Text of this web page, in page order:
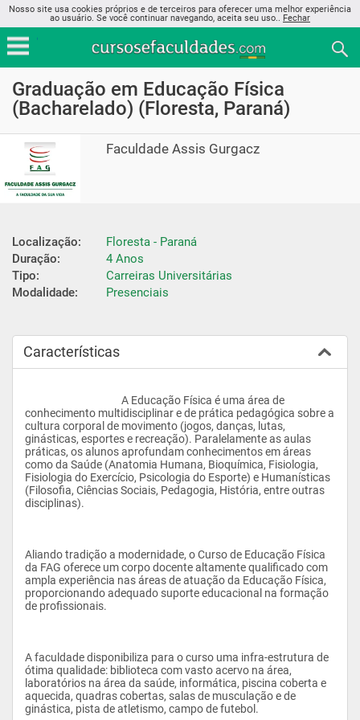
Nosso site usa cookies próprios e de terceiros para oferecer uma melhor experiência
ao usuário. Se você continuar navegando, aceita seu uso.. Fechar
Graduação em Educação Física
(Bacharelado) (Floresta, Paraná)
Faculdade Assis Gurgacz
Localização:
Floresta - Paraná
Duração:
4 Anos
Tipo:
Carreiras Universitárias
Modalidade:
Presenciais
Características
conhecimento multidisciplinar e de prática pedagógica sobre a
cultura corporal de movimento (jogos, danças, lutas,
ginásticas, esportes e recreação). Paralelamente as aulas
práticas, os alunos aprofundam conhecimentos em áreas
como da Saúde (Anatomia Humana, Bioquímica, Fisiologia,
Fisiologia do Exercício, Psicologia do Esporte) e Humanísticas
(Filosofia, Ciências Sociais, Pedagogia, História, entre outras
disciplinas).
Aliando tradição a modernidade, o Curso de Educação Física
da FAG oferece um corpo docente altamente qualificado com
ampla experiência nas áreas de atuação da Educação Física,
proporcionando adequado suporte educacional na formação
de profissionais.
A faculdade disponibiliza para o curso uma infra-estrutura de
ótima qualidade: biblioteca com vasto acervo na área,
laboratórios na área da saúde, informática, piscina coberta e
aquecida, quadras cobertas, salas de musculação e de
ginástica, pista de atletismo, campo de futebol.